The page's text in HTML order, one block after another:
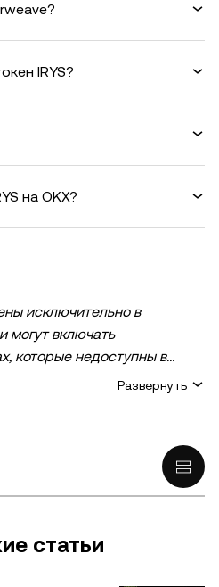
IRYS?
на OKX?
исключительно в
могут включать
которые недоступны в
инвестиционным
сильным ценовым
финансовое
Развернуть
статьи